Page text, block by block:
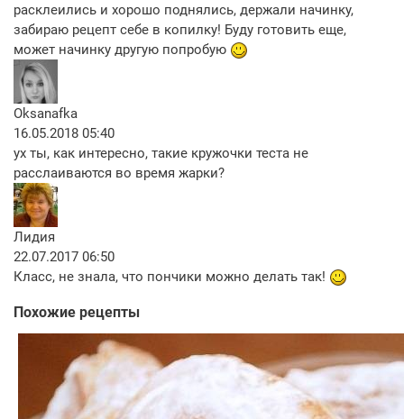
расклеились и хорошо поднялись, держали начинку,
забираю рецепт себе в копилку! Буду готовить еще,
может начинку другую попробую
Oksanafka
16.05.2018 05:40
ух ты, как интересно, такие кружочки теста не
расслаиваются во время жарки?
Лидия
22.07.2017 06:50
Класс, не знала, что пончики можно делать так!
Похожие рецепты